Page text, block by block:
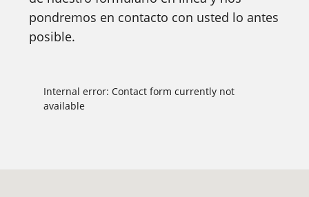
pondremos en contacto con usted lo antes
posible.
Internal error: Contact form currently not
available